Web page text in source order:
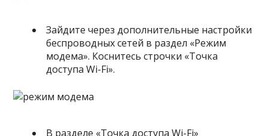
Зайдите через дополнительные настройки
беспроводных сетей в раздел «Режим
модема». Коснитесь строчки «Точка
доступа Wi-Fi».
В разделе «Точка доступа Wi-Fi»